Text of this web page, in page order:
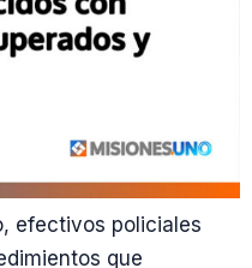
efectivos policiales
que